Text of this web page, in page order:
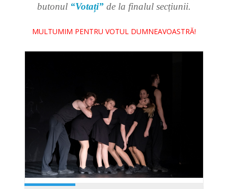
butonul “Votați” de la finalul secțiunii.
MULTUMIM PENTRU VOTUL DUMNEAVOASTRĂ!